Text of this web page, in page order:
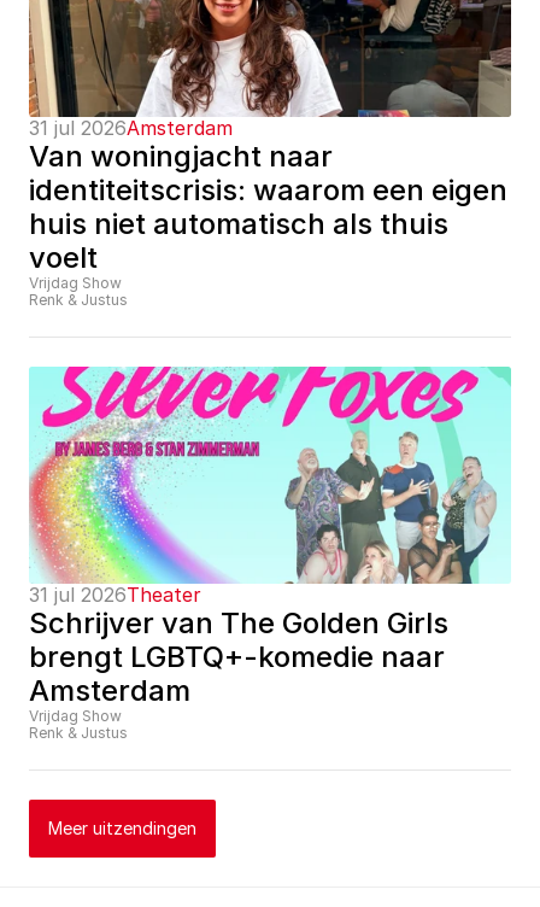
31 jul 2026Amsterdam
Van woningjacht naar
identiteitscrisis: waarom een eigen
huis niet automatisch als thuis
voelt
Vrijdag Show
Renk & Justus
31 jul 2026Theater
Schrijver van The Golden Girls
brengt LGBTQ+-komedie naar
Amsterdam
Vrijdag Show
Renk & Justus
Meer uitzendingen